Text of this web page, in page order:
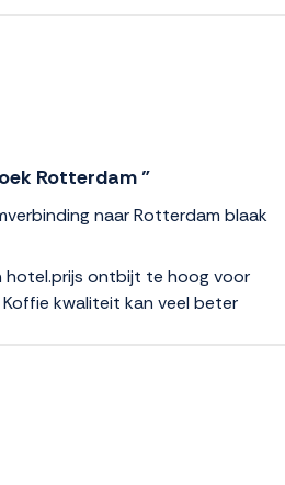
Rotterdam ”
naar Rotterdam blaak
ontbijt te hoog voor
kwaliteit kan veel beter